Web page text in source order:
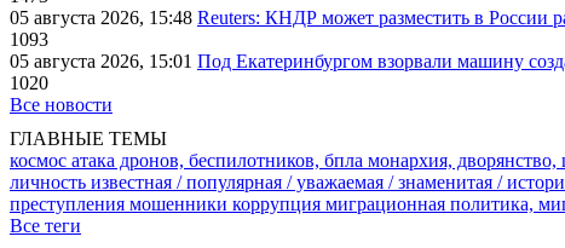
05 августа 2026, 15:48 Reuters: КНДР может разместить в России
1093
05 августа 2026, 15:01 Под Екатеринбургом взорвали машину
1020
Все новости
ГЛАВНЫЕ ТЕМЫ
космос атака дронов, беспилотников, бпла монархия, дворянство,
личность известная / популярная / уважаемая / знаменитая /
преступления мошенники коррупция миграционная политика,
Все теги